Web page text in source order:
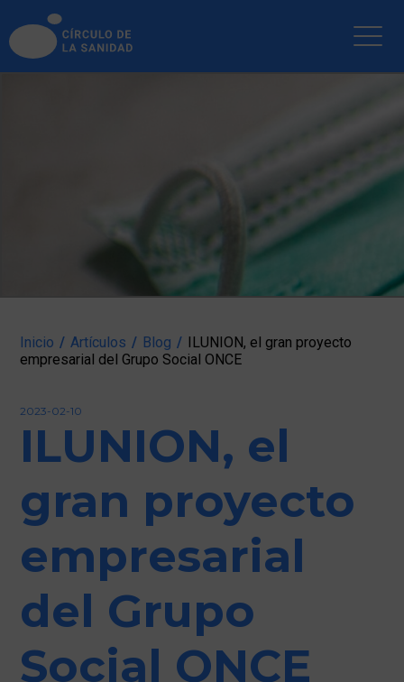
Inicio / Artículos / Blog / ILUNION, el gran proyecto
empresarial del Grupo Social ONCE
2023-02-10
ILUNION, el
gran proyecto
empresarial
del Grupo
Social ONCE